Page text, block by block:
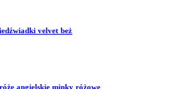
velvet beż
angielskie minky różowe